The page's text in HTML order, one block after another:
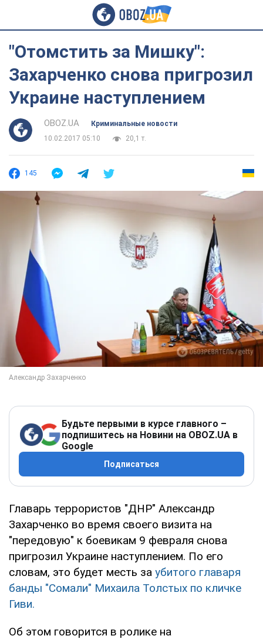
"Отомстить за Мишку":
Захарченко снова пригрозил
Украине наступлением
OBOZ.UA
Криминальные новости
10.02.2017 05:10
20,1 т.
145
Будьте первыми в курсе главного –
подпишитесь на Новини на OBOZ.UA в
Google
Подписаться
Главарь террористов "ДНР" Александр
Захарченко во время своего визита на
"передовую" к боевикам 9 февраля снова
пригрозил Украине наступлением. По его
словам, это будет месть за убитого главаря
банды "Сомали" Михаила Толстых по кличке
Гиви.
Об этом говорится в ролике на